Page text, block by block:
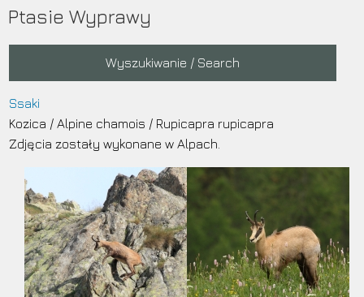
Przejdź
Ptasie Wyprawy
navigation
Wyszukiwanie / Search
Ssaki
Kozica /Alpine chamois / Rupicapra rupicapra
Zdjęcia zostały wykonane w Alpach.